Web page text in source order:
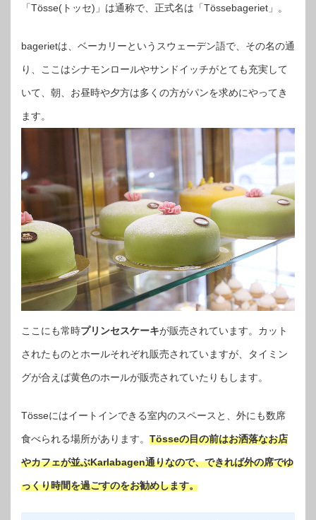
「Tösse(トッセ)」は通称で、正式名は「Tössebageriet」。
bagerietは、ベーカリーというスウェーデン語で、その名の通
り、ここはシナモンロールやサンドイッチがとても充実して
いて、朝、お昼時や夕方は多くの方がパンを求めにやってき
ます。
ここにも常時プリンセスケーキが販売されています。カット
されたものとホールそれぞれ販売されていますが、タイミン
グが合えば黄色のホールが販売されていたりもします。
Tösseにはイートインできる室内のスペースと、外にも数席
食べられる場所があります。 Tösseの目の前はお洒落なお店
やカフェが並ぶKarlabagen通りなので、できれば外の席でゆ
っくり時間を過ごすのをお勧めします。